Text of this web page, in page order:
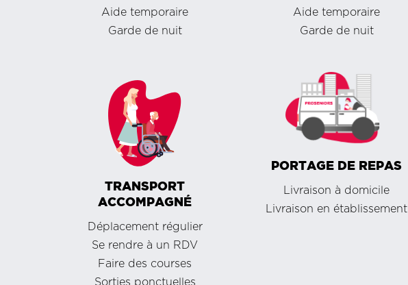
Aide temporaire
Garde de nuit
Aide temporaire
Garde de nuit
TRANSPORT
ACCOMPAGNÉ
Déplacement régulier
Se rendre à un RDV
Faire des courses
Sorties ponctuelles
PORTAGE DE REPAS
Livraison à domicile
Livraison en établissement